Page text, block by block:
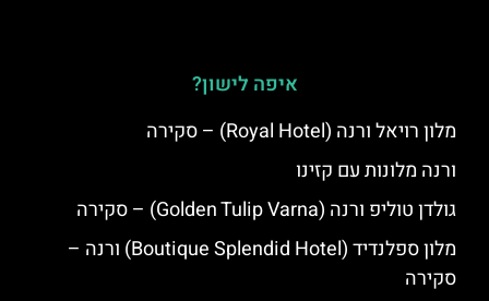
איפה לישון?
מלון רויאל ורנה (Royal Hotel) – סקירה
ורנה מלונות עם קזינו
גולדן טוליפ ורנה (Golden Tulip Varna) – סקירה
מלון ספלנדיד (Boutique Splendid Hotel) ורנה –
סקירה